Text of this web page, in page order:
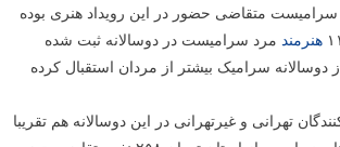
زن سرامیست متقاضی حضور در این رویداد هنری بوده
هنرمندمرد سرامیست در دوسالانه ثبت شده
سرامیک بیشتر از مردان استقبال کرده
تهرانی و غیرتهرانی در این دوسالانه هم تقریبا